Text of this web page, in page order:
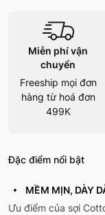
Miễn phí vận
chuyển
Freeship mọi đơn
hàng từ hoá đơn
499K
Đặc điểm nổi bật
MỀM MỊN, DÀY
Ưu điểm của sợi